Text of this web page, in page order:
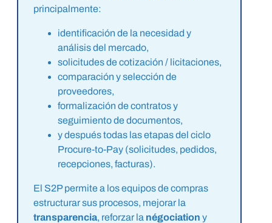
principalmente:
identificación de la necesidad y
análisis del mercado,
solicitudes de cotización / licitaciones,
comparación y selección de
proveedores,
formalización de contratos y
seguimiento de documentos,
y después todas las etapas del ciclo
Procure-to-Pay (solicitudes, pedidos,
recepciones, facturas).
El S2P permite a los equipos de compras
estructurar sus procesos, mejorar la
transparencia, reforzar la négociation y